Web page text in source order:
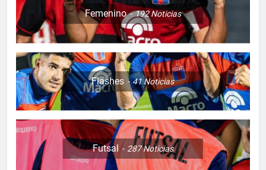
Femenino 192Noticias
Flashes 41Noticias
Futsal 287Noticias